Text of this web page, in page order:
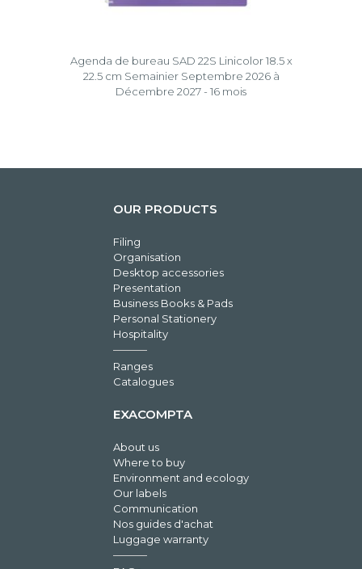
Agenda de bureau SAD 22S Linicolor 18.5 x
22.5 cm Semainier Septembre 2026 à
Décembre 2027 - 16 mois
OUR PRODUCTS
Filing
Organisation
Desktop accessories
Presentation
Business Books & Pads
Personal Stationery
Hospitality
Ranges
Catalogues
EXACOMPTA
About us
Where to buy
Environment and ecology
Our labels
Communication
Nos guides d'achat
Luggage warranty